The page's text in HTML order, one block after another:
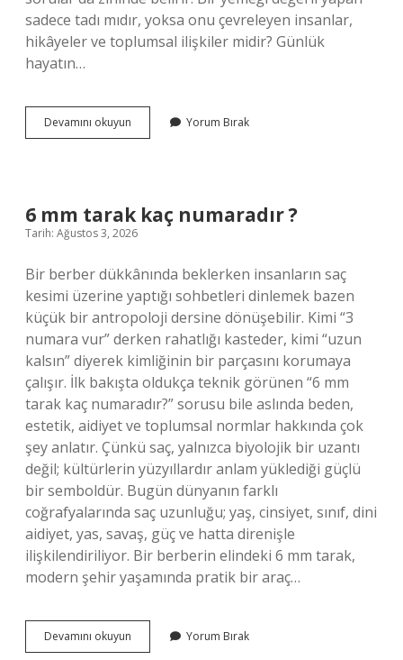
sadece tadı mıdır, yoksa onu çevreleyen insanlar,
hikâyeler ve toplumsal ilişkiler midir? Günlük
hayatın…
Devamını okuyun
böreği
Yorum Bırak
6 mm tarak kaç numaradır ?
Tarih: Ağustos 3, 2026
Bir berber dükkânında beklerken insanların saç
kesimi üzerine yaptığı sohbetleri dinlemek bazen
küçük bir antropoloji dersine dönüşebilir. Kimi “3
numara vur” derken rahatlığı kasteder, kimi “uzun
kalsın” diyerek kimliğinin bir parçasını korumaya
çalışır. İlk bakışta oldukça teknik görünen “6 mm
tarak kaç numaradır?” sorusu bile aslında beden,
estetik, aidiyet ve toplumsal normlar hakkında çok
şey anlatır. Çünkü saç, yalnızca biyolojik bir uzantı
değil; kültürlerin yüzyıllardır anlam yüklediği güçlü
bir semboldür. Bugün dünyanın farklı
coğrafyalarında saç uzunluğu; yaş, cinsiyet, sınıf, dini
aidiyet, yas, savaş, güç ve hatta direnişle
ilişkilendiriliyor. Bir berberin elindeki 6 mm tarak,
modern şehir yaşamında pratik bir araç…
Devamını okuyun
mm
Yorum Bırak